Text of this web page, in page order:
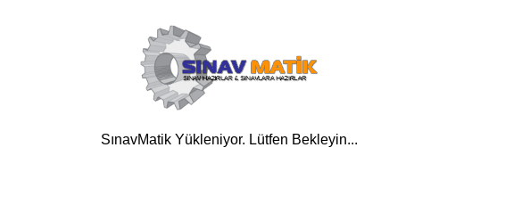
SınavMatik Yükleniyor. Lütfen Bekleyin...